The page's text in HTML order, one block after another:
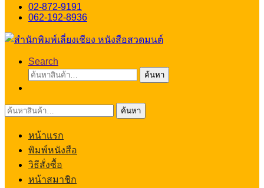
02-872-9191
062-192-8936
Search
ค้นหา:
ค้นหา
ค้นหา: ค้นหา
หน้าแรก
พิมพ์หนังสือ
วิธีสั่งซื้อ
หน้าสมาชิก